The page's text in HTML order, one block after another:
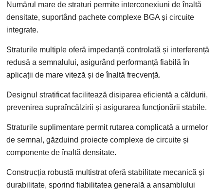
Numărul mare de straturi permite interconexiuni de înaltă
densitate, suportând pachete complexe BGA și circuite
integrate.
Straturile multiple oferă impedanță controlată și interferență
redusă a semnalului, asigurând performanță fiabilă în
aplicații de mare viteză și de înaltă frecvență.
Designul stratificat facilitează disiparea eficientă a căldurii,
prevenirea supraîncălzirii și asigurarea funcționării stabile.
Straturile suplimentare permit rutarea complicată a urmelor
de semnal, găzduind proiecte complexe de circuite și
componente de înaltă densitate.
Construcția robustă multistrat oferă stabilitate mecanică și
durabilitate, sporind fiabilitatea generală a ansamblului